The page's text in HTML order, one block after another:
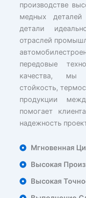
производстве
медных
детали
отраслей
передовые
качества, мы
стойкость,
продукции
помогает
надежность
Мгновенная
Высокая
Высокая